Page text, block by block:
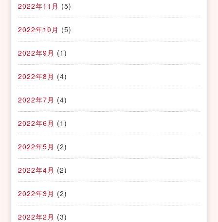
2022年11月 (5)
2022年10月 (5)
2022年9月 (1)
2022年8月 (4)
2022年7月 (4)
2022年6月 (1)
2022年5月 (2)
2022年4月 (2)
2022年3月 (2)
2022年2月 (3)